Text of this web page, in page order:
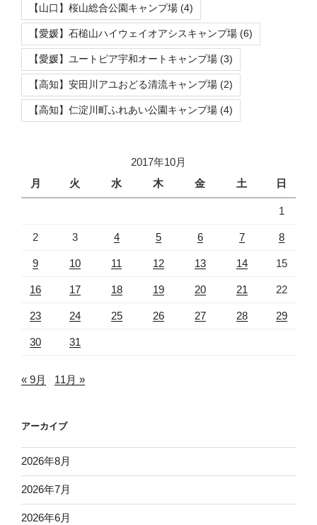
【山口】桜山総合公園キャンプ場 (4)
【愛媛】石槌山ハイウェイオアシスキャンプ場 (6)
【愛媛】ユートピア宇和オートキャンプ場 (3)
【高知】安田川アユおどる清流キャンプ場 (2)
【高知】仁淀川町ふれあい公園キャンプ場 (4)
2017年10月
月
火 水 木 金 土 日
1
2 3 4 5 6 7 8
9 10 11 12 13 14 15
16 17 18 19 20 21 22
23 24 25 26 27 28 29
30 31
« 9月 11月 »
アーカイブ
2026年8月
2026年7月
2026年6月